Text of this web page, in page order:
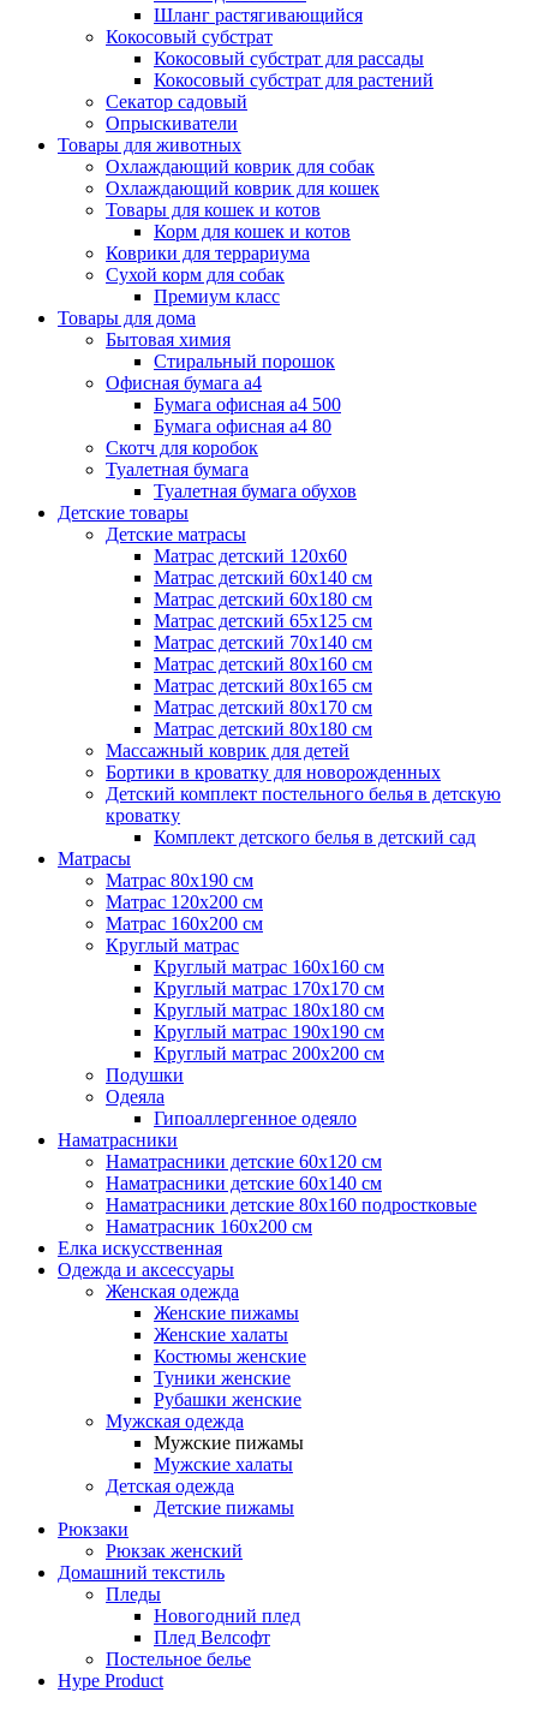
Шланг растягивающийся
Кокосовый субстрат
Кокосовый субстрат для рассады
Кокосовый субстрат для растений
Секатор садовый
Опрыскиватели
Товары для животных
Охлаждающий коврик для собак
Охлаждающий коврик для кошек
Товары для кошек и котов
Корм для кошек и котов
Коврики для террариума
Сухой корм для собак
Премиум класс
Товары для дома
Бытовая химия
Стиральный порошок
Офисная бумага а4
Бумага офисная а4 500
Бумага офисная а4 80
Скотч для коробок
Туалетная бумага
Туалетная бумага обухов
Детские товары
Детские матрасы
Матрас детский 120х60
Матрас детский 60х140 см
Матрас детский 60х180 см
Матрас детский 65х125 см
Матрас детский 70х140 см
Матрас детский 80х160 см
Матрас детский 80х165 см
Матрас детский 80х170 см
Матрас детский 80х180 см
Массажный коврик для детей
Бортики в кроватку для новорожденных
Детский комплект постельного белья в детскую
кроватку
Комплект детского белья в детский сад
Матрасы
Матрас 80х190 см
Матраc 120х200 см
Матрас 160х200 см
Круглый матрас
Круглый матрас 160х160 см
Круглый матрас 170х170 см
Круглый матрас 180х180 см
Круглый матрас 190х190 см
Круглый матрас 200х200 см
Подушки
Одеяла
Гипоаллергенное одеяло
Наматрасники
Наматрасники детские 60х120 см
Наматрасники детские 60х140 см
Наматрасники детские 80х160 подростковые
Наматрасник 160х200 см
Елка искусственная
Одежда и аксессуары
Женская одежда
Женские пижамы
Женские халаты
Костюмы женские
Туники женские
Рубашки женские
Мужская одежда
Мужские пижамы
Мужские халаты
Детская одежда
Детские пижамы
Рюкзаки
Рюкзак женский
Домашний текстиль
Пледы
Новогодний плед
Плед Велсофт
Постельное белье
Hype Product